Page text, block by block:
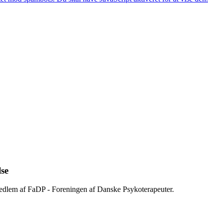
af FaDP - Foreningen af Danske Psykoterapeuter.